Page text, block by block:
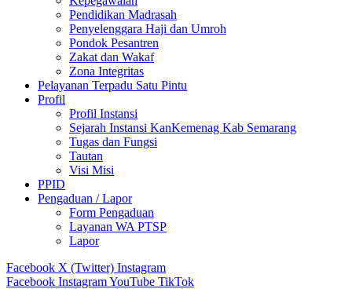
Pendidikan Madrasah
Penyelenggara Haji dan Umroh
Pondok Pesantren
Zakat dan Wakaf
Zona Integritas
Pelayanan Terpadu Satu Pintu
Profil
Profil Instansi
Sejarah Instansi KanKemenag Kab Semarang
Tugas dan Fungsi
Tautan
Visi Misi
PPID
Pengaduan / Lapor
Form Pengaduan
Layanan WA PTSP
Lapor
Facebook X (Twitter) Instagram
Facebook InstagramYouTube TikTok